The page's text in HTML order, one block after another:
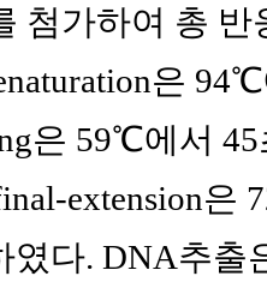
첨가하여 총 반
은
은 59℃에서
extension은
다. DNA추출